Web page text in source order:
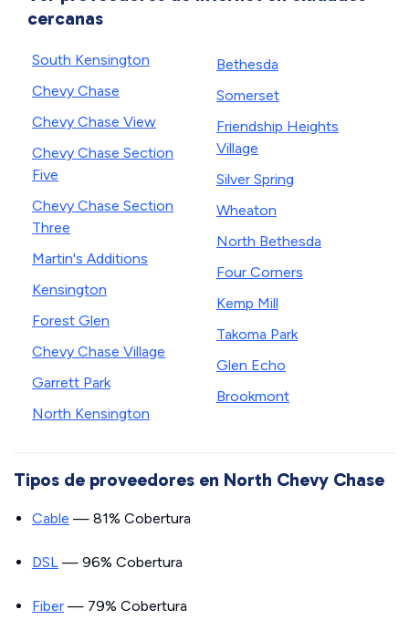
cercanas
South Kensington
Chevy Chase
Chevy Chase View
Chevy Chase Section
Five
Chevy Chase Section
Three
Martin's Additions
Kensington
Forest Glen
Chevy Chase Village
Garrett Park
North Kensington
Bethesda
Somerset
Friendship Heights
Village
Silver Spring
Wheaton
North Bethesda
Four Corners
Kemp Mill
Takoma Park
Glen Echo
Brookmont
Tipos de proveedores en North Chevy Chase
Cable — 81% Cobertura
DSL — 96% Cobertura
Fiber — 79% Cobertura